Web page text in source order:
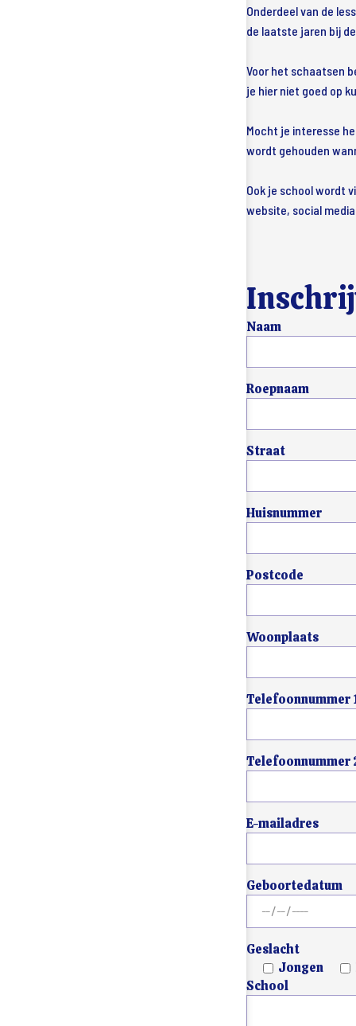
Onderdeel van de
de laatste jaren bij
Voor het schaatsen
je hier niet goed op
Mocht je interesse
wordt gehouden
Ook je school wordt
website, social
Naam
Roepnaam
Straat
Huisnummer
Postcode
Woonplaats
Telefoonnummer
Telefoonnummer
E-mailadres
Geboortedatum
Geslacht
Jongen
School